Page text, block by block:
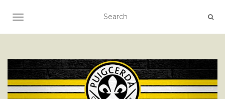
TOGGLE NAVIGATION